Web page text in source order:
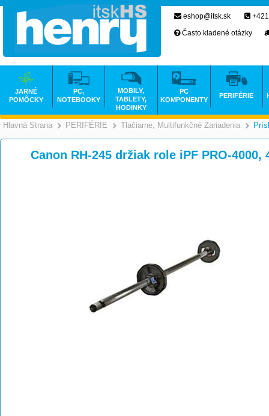
Hlavná Strana >
PERIFÉRIE >
Tlačiarne, Multifunkčné Zariadenia
Canon RH-245 držiak role iPF PRO-4000,
eshop@itsk.sk
Často kladené otázky
JARNÉ
POMÔCKY
PC,
NOTEBOOKY
MOBILY,
TABLETY,
HODINKY
PC
KOMPONENTY
PERIFÉRIE